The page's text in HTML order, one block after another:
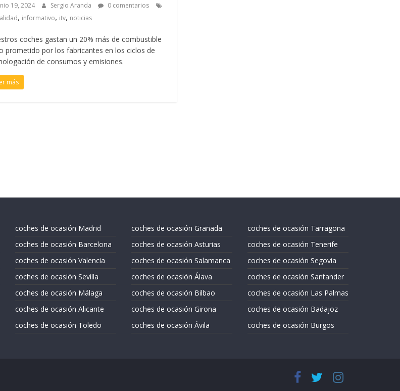
19, 2024 Sergio Aranda
0 comentarios
, informativo, itv, noticias
coches gastan un 20% más de combustible
prometido por los fabricantes en los ciclos de
de consumos y emisiones.
más
coches de ocasión Madrid
coches de ocasión Barcelona
coches de ocasión Valencia
coches de ocasión Sevilla
coches de ocasión Málaga
coches de ocasión Alicante
coches de ocasión Toledo
coches de ocasión Granada
coches de ocasión Asturias
coches de ocasión Salamanca
coches de ocasión Álava
coches de ocasión Bilbao
coches de ocasión Girona
coches de ocasión Ávila
coches de ocasión Tarragona
coches de ocasión Tenerife
coches de ocasión Segovia
coches de ocasión Santander
coches de ocasión Las Palmas
coches de ocasión Badajoz
coches de ocasión Burgos